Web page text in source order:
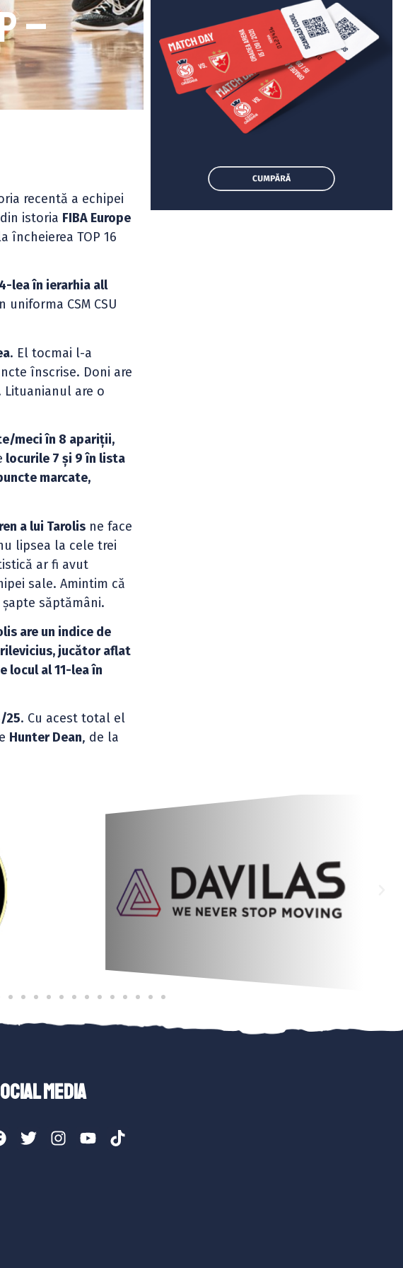
–
recentă a echipei
istoria FIBA Europe
încheierea TOP 16
lea în ierarhia all
CSM CSU
. El tocmai l-a
înscrise. Doni are
Lituanianul are o
meci în 8 apariții,
locurile 7 și 9 în lista
marcate,
a lui Tarolis ne face
lipsea la cele trei
ar fi avut
sale. Amintim că
săptămâni.
are un indice de
jucător aflat
locul al 11-lea în
25. Cu acest total el
Hunter Dean, de la
MEDIA